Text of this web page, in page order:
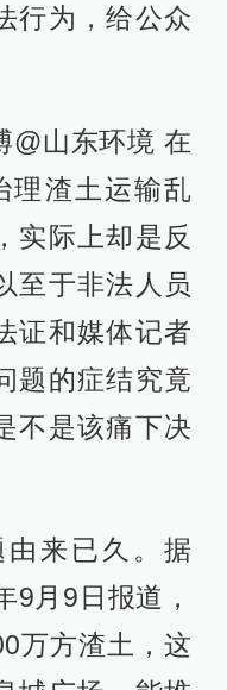
行为，给公众
@山东环境 在
理渣土运输乱
实际上却是反
至于非法人员
证和媒体记者
题的症结究竟
不是该痛下决
来已久。据
9月9日报道，
万方渣土，这